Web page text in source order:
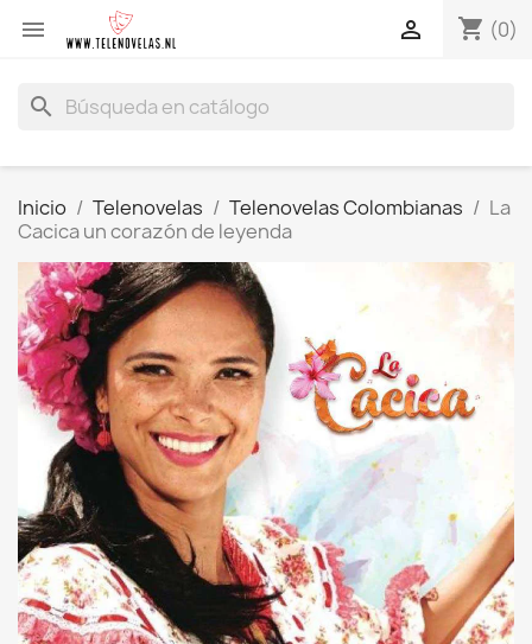
 shopping_cart (0)

search
Inicio Telenovelas Telenovelas Colombianas
La
Cacica un corazón de leyenda